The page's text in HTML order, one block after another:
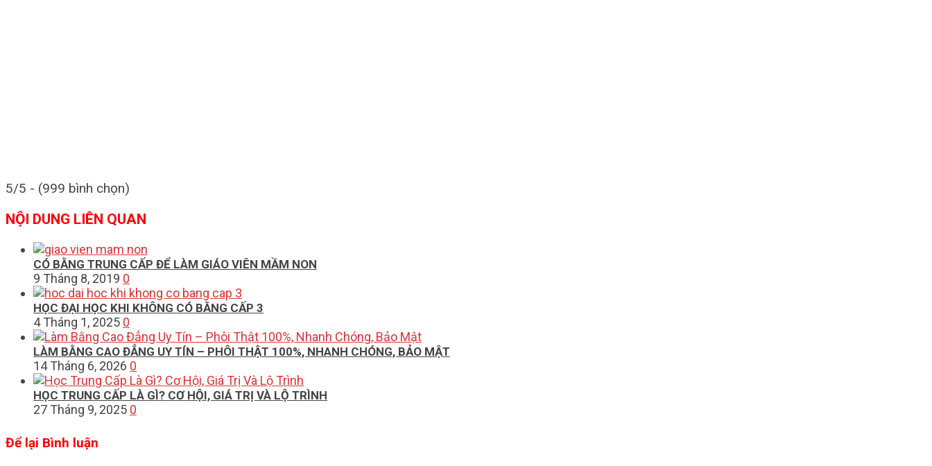
5/5 - (999 bình chọn)
NỘI DUNG LIÊN QUAN
CÓ BẰNG TRUNG CẤP ĐỂ LÀM GIÁO VIÊN MẦM NON
9 Tháng 8, 2019 0
HỌC ĐẠI HỌC KHI KHÔNG CÓ BẰNG CẤP 3
4 Tháng 1, 2025 0
LÀM BẰNG CAO ĐẲNG UY TÍN – PHÔI THẬT 100%, NHANH CHÓNG, BẢO MẬT
14 Tháng 6, 2026 0
HỌC TRUNG CẤP LÀ GÌ? CƠ HỘI, GIÁ TRỊ VÀ LỘ TRÌNH
27 Tháng 9, 2025 0
Để lại Bình luận